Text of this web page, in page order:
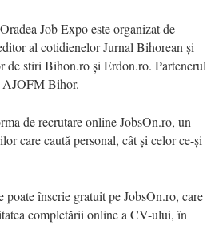
Job Expo este organizat de
al cotidienelor Jurnal Bihorean și
stiri Bihon.ro și Erdon.ro. Partenerul
AJOFM Bihor.
de recrutare online JobsOn.ro, un
care caută personal, cât și celor ce-și
poate înscrie gratuit pe JobsOn.ro, care
completării online a CV-ului, în